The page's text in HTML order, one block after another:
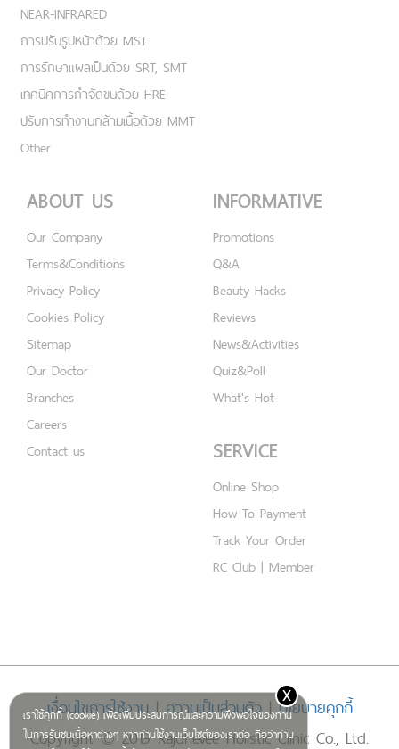
เราใช้คุกกี้ (cookie) เพื่อเพิ่มประสบการณ์และความพึงพอใจของท่าน
ในการรับชมเนื้อหาต่างๆ หากท่านใช้งานเว็บไซต์ของเราต่อ ถือว่าท่าน
x
NEAR-INFRARED
การปรับรูปหน้าด้วย MST
การรักษาแผลเป็นด้วย SRT, SMT
เทคนิคการกำจัดขนด้วย HRE
ปรับการทำงานกล้ามเนื้อด้วย MMT
Other
ABOUT US
Our Company
Terms&Conditions
Privacy Policy
Cookies Policy
Sitemap
Our Doctor
Branches
Careers
Contact us
INFORMATIVE
Promotions
Q&A
Beauty Hacks
Reviews
News&Activities
Quiz&Poll
What's Hot
SERVICE
Online Shop
How To Payment
Track Your Order
RC Club | Member
เงื่อนไขการใช้งาน|ความเป็นส่วนตัว|นโยบายคุกกี้
Copyright © 2019 Rajdhevee Holistic Clinic Co., Ltd.